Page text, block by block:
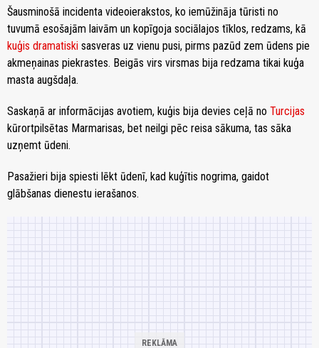
Šausminošā incidenta videoierakstos, ko iemūžināja tūristi no
tuvumā esošajām laivām un kopīgoja sociālajos tīklos, redzams, kā
kuģis dramatiski sasveras uz vienu pusi, pirms pazūd zem ūdens pie
akmeņainas piekrastes. Beigās virs virsmas bija redzama tikai kuģa
masta augšdaļa.
Saskaņā ar informācijas avotiem, kuģis bija devies ceļā no Turcijas
kūrortpilsētas Marmarisas, bet neilgi pēc reisa sākuma, tas sāka
uzņemt ūdeni.
Pasažieri bija spiesti lēkt ūdenī, kad kuģītis nogrima, gaidot
glābšanas dienestu ierašanos.